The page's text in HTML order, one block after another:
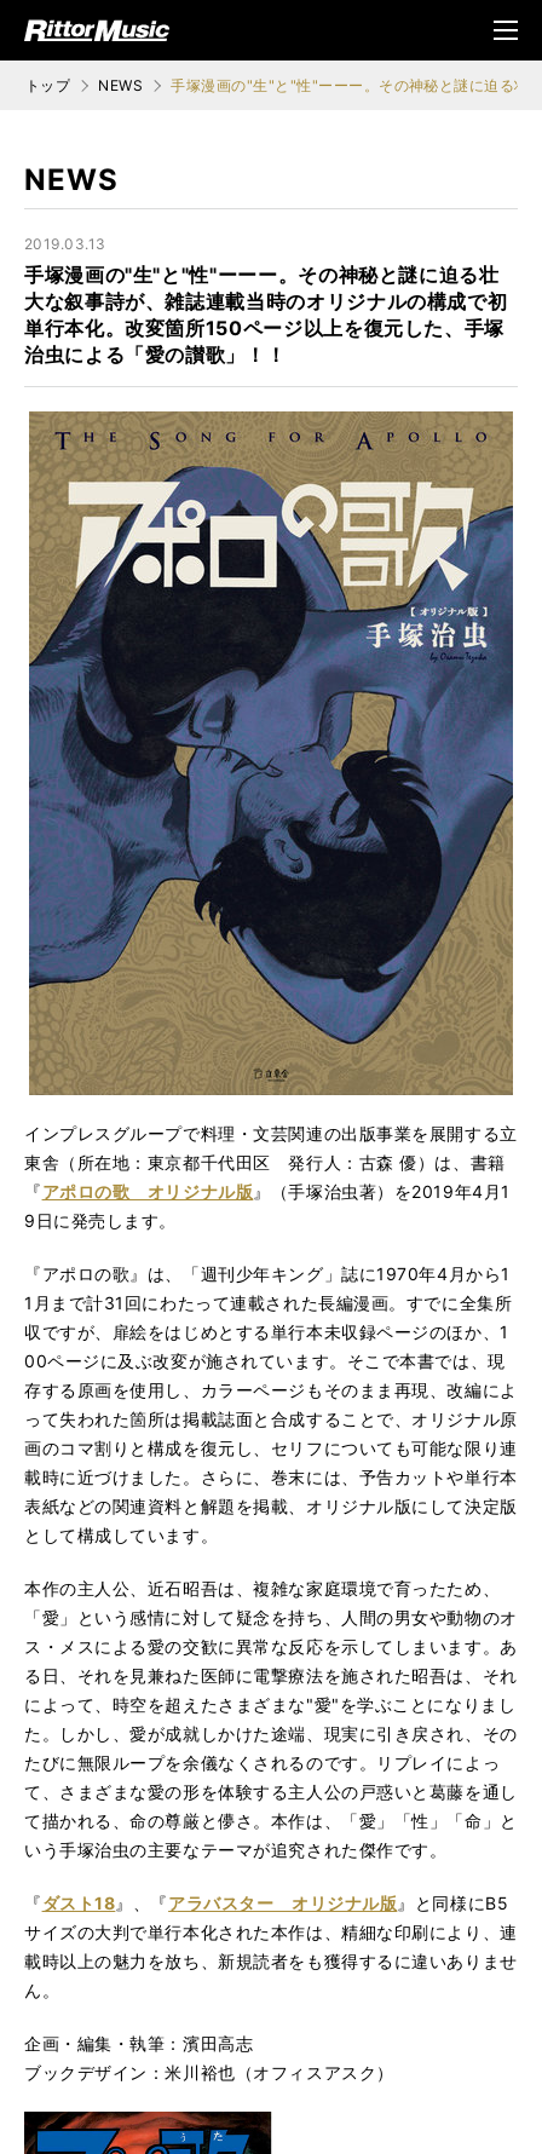
ジック (Rittor Musi
メニ
ュ
トップ NEWS 手塚漫画の"生"と"性"ーーー。その神秘と謎に迫る壮
NEWS
2019.03.13
手塚漫画の"生"と"性"ーーー。その神秘と謎に迫る壮
大な叙事詩が、雑誌連載当時のオリジナルの構成で初
単行本化。改変箇所150ページ以上を復元した、手塚
治虫による「愛の讃歌」！！
インプレスグループで料理・文芸関連の出版事業を展開する立
東舎（所在地：東京都千代田区 発行人：古森 優）は、書籍
『アポロの歌 オリジナル版 』（手塚治虫著）を2019年4月1
9日に発売します。
『アポロの歌』は、「週刊少年キング」誌に1970年4月から1
1月まで計31回にわたって連載された長編漫画。すでに全集所
収ですが、扉絵をはじめとする単行本未収録ページのほか、1
00ページに及ぶ改変が施されています。そこで本書では、現
存する原画を使用し、カラーページもそのまま再現、改編によ
って失われた箇所は掲載誌面と合成することで、オリジナル原
画のコマ割りと構成を復元し、セリフについても可能な限り連
載時に近づけました。さらに、巻末には、予告カットや単行本
表紙などの関連資料と解題を掲載、オリジナル版にして決定版
として構成しています。
本作の主人公、近石昭吾は、複雑な家庭環境で育ったため、
「愛」という感情に対して疑念を持ち、人間の男女や動物のオ
ス・メスによる愛の交歓に異常な反応を示してしまいます。あ
る日、それを見兼ねた医師に電撃療法を施された昭吾は、それ
によって、時空を超えたさまざまな"愛"を学ぶことになりまし
た。しかし、愛が成就しかけた途端、現実に引き戻され、その
たびに無限ループを余儀なくされるのです。リプレイによっ
て、さまざまな愛の形を体験する主人公の戸惑いと葛藤を通し
て描かれる、命の尊厳と儚さ。本作は、「愛」「性」「命」と
いう手塚治虫の主要なテーマが追究された傑作です。
『ダスト18』、『アラバスター オリジナル版 』と同様にB5
サイズの大判で単行本化された本作は、精細な印刷により、連
載時以上の魅力を放ち、新規読者をも獲得するに違いありませ
ん。
企画・編集・執筆：濱田高志
ブックデザイン：米川裕也（オフィスアスク）